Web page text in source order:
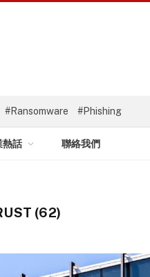
#Ransomware #Phishing
熱話 聯絡我們
(62)